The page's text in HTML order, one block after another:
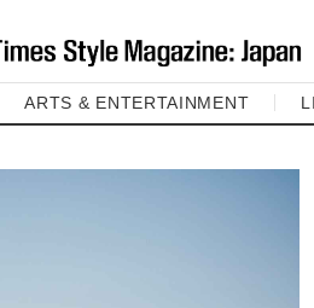
ARTS & ENTERTAINMENT